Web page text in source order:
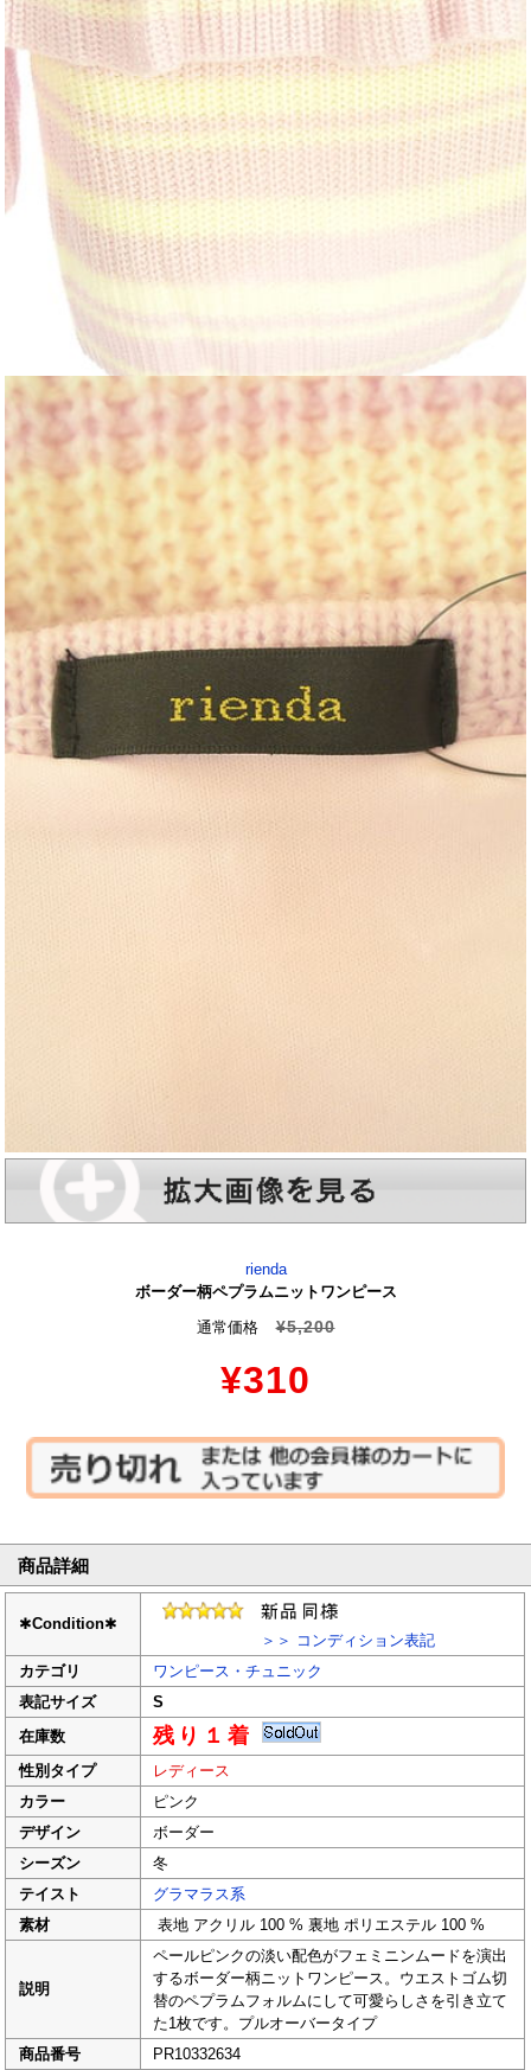
rienda
ボーダー柄ペプラムニットワンピース
通常価格
¥5,200
¥310
商品詳細
✱Condition✱
＞＞ コンディション表記
カテゴリ
ワンピース・チュニック
表記サイズ
S
在庫数
残り１着
性別タイプ
レディース
カラー
ピンク
デザイン
ボーダー
シーズン
冬
テイスト
グラマラス系
素材
表地 アクリル 100 % 裏地 ポリエステル 100 %
説明
ペールピンクの淡い配色がフェミニンムードを演出
するボーダー柄ニットワンピース。ウエストゴム切
替のペプラムフォルムにして可愛らしさを引き立て
た1枚です。プルオーバータイプ
商品番号
PR10332634